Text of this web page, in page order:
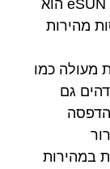
מבית eSUN הוא
מהירות
מעולה כמו
גם
הדפסה
במהירות